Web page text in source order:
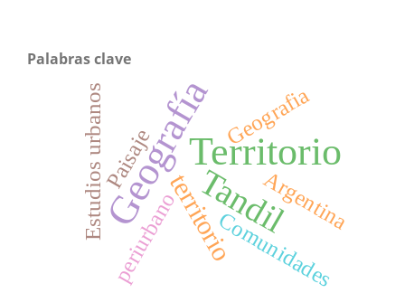
Palabras clave
Territorio
GeografíaTandil
territorio
periurbano
Paisaje
Comunidades
Estudios urbanos Geografia
Argentina